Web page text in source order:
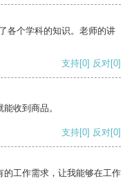
各个学科的知识。老师的讲
支持[0] 反对[0]
收到商品。
支持[0] 反对[0]
的工作需求，让我能够在工作